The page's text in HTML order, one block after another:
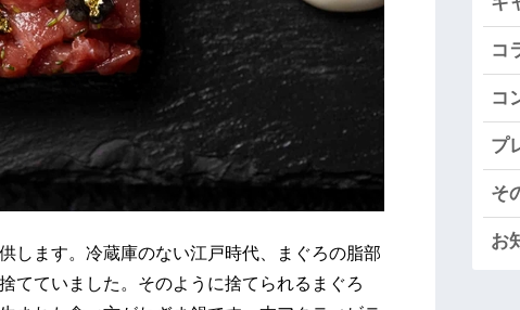
します。冷蔵庫のない江戸時代、まぐろの脂部
てていました。そのように捨てられるまぐろ
コ
コ
プ
そ
お